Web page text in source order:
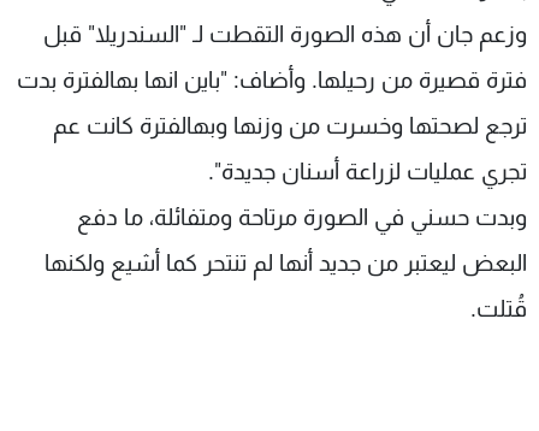
وزعم جان أن هذه الصورة التقطت لـ "السندريلا" قبل
فترة قصيرة من رحيلها. وأضاف: "باين انها بهالفترة بدت
ترجع لصحتها وخسرت من وزنها وبهالفترة كانت عم
تجري عمليات لزراعة أسنان جديدة".
وبدت حسني في الصورة مرتاحة ومتفائلة، ما دفع
البعض ليعتبر من جديد أنها لم تنتحر كما أشيع ولكنها
قُتلت.